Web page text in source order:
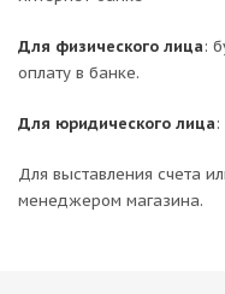
Для физического лица:
оплату в банке.
Для юридического лица
Для выставления счета
менеджером магазина.